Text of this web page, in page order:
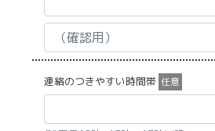
連絡のつきやすい時間帯 任意